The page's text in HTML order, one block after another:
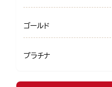
ゴールド
プラチナ